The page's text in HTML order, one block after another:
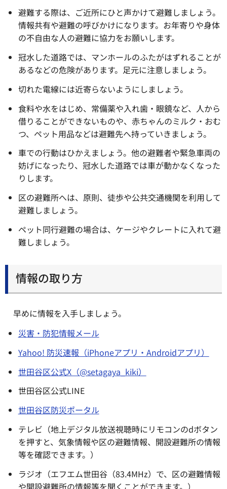
避難する際は、ご近所にひと声かけて避難しましょう。
情報共有や避難の呼びかけになります。お年寄りや身体
の不自由な人の避難に協力をお願いします。
冠水した道路では、マンホールのふたがはずれることが
あるなどの危険があります。足元に注意しましょう。
切れた電線には近寄らないようにしましょう。
食料や水をはじめ、常備薬や入れ歯・眼鏡など、人から
借りることができないものや、赤ちゃんのミルク・おむ
つ、ペット用品などは避難先へ持っていきましょう。
車での行動はひかえましょう。他の避難者や緊急車両の
妨げになったり、冠水した道路では車が動かなくなった
りします。
区の避難所へは、原則、徒歩や公共交通機関を利用して
避難しましょう。
ペット同行避難の場合は、ケージやクレートに入れて避
難しましょう。
情報の取り方
早めに情報を入手しましょう。
災害・防犯情報メール
Yahoo! 防災速報（iPhoneアプリ・Androidアプリ）
世田谷区公式X（@setagaya_kiki）
世田谷区公式LINE
世田谷区防災ポータル
テレビ（地上デジタル放送視聴時にリモコンのdボタン
を押すと、気象情報や区の避難情報、開設避難所の情報
等を確認できます。）
ラジオ（エフエム世田谷（83.4MHz）で、区の避難情報
や開設避難所の情報等を聞くことができます。）